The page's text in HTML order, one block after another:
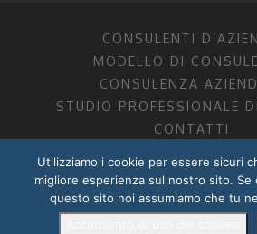
CONSULENTI
MODELLO DI
CONSULENZA
STUDIO PROFESSIONALE
CONTATTI
FM CONSULENTI D’AZIENDA SOCIETÀ
DOTTORI COMMERCIALISTI MANTOVA,
P.I. 01599280201
Utilizziamo i cookie per essere sicuri
migliore esperienza sul nostro sito. Se
questo sito noi assumiamo che tu